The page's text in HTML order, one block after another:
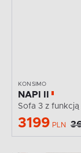
KONSIMO
NAPI II
Sofa 3 z
3199 PLN